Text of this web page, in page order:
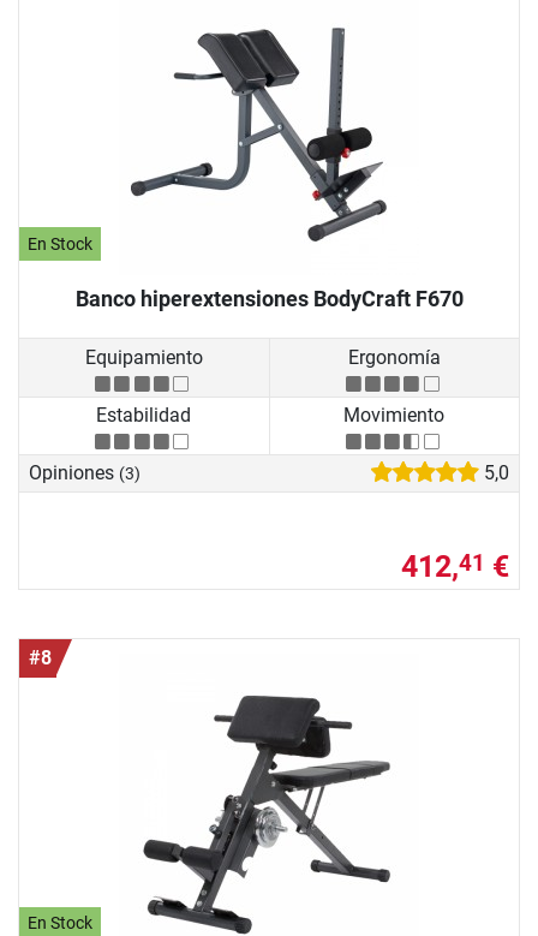
En Stock
Banco hiperextensiones BodyCraft F670
Equipamiento Ergonomía
Estabilidad Movimiento
Opiniones (3) 5,0
412,41 €
#8
En Stock